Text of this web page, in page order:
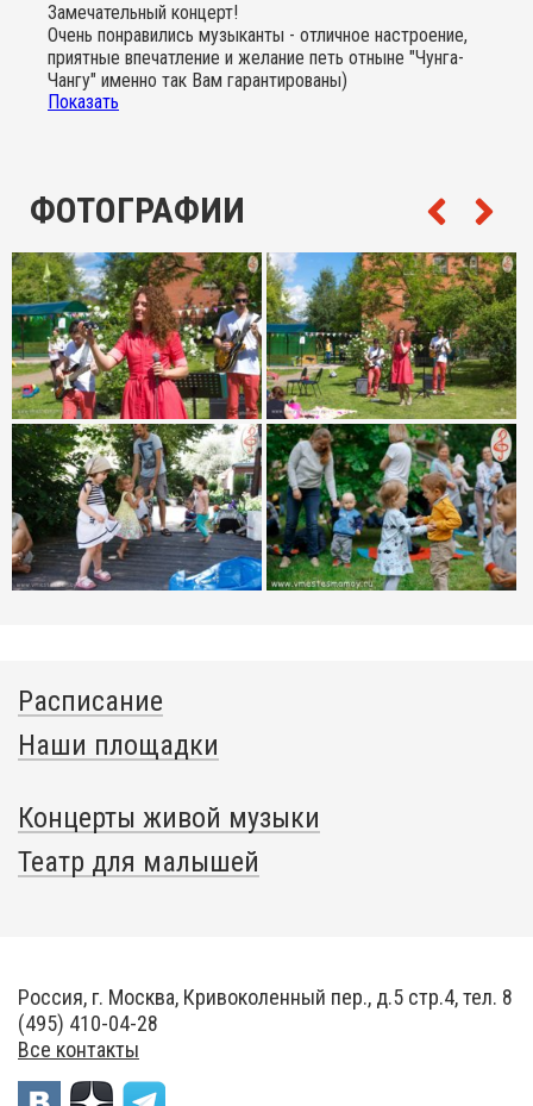
Замечательный концерт!
Очень понравились музыканты - отличное настроение,
приятные впечатление и желание петь отныне "Чунга-
Чангу" именно так Вам гарантированы)
Также понравилась новая площадка, хотя именно моей
Показать
ФОТОГРАФИИ
Расписание
Наши площадки
Концерты живой музыки
Театр для малышей
Россия, г. Москва, Кривоколенный пер., д.5 стр.4, тел. 8
(495) 410-04-28
Все контакты